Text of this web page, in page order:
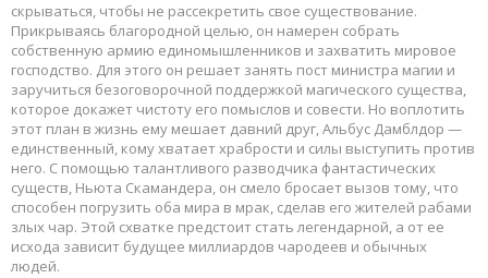
скрываться, чтобы не рассекретить свое существование.
Прикрываясь благородной целью, он намерен собрать
собственную армию единомышленников и захватить мировое
господство. Для этого он решает занять пост министра магии и
заручиться безоговорочной поддержкой магического существа,
которое докажет чистоту его помыслов и совести. Но воплотить
этот план в жизнь ему мешает давний друг, Альбус Дамблдор —
единственный, кому хватает храбрости и силы выступить против
него. С помощью талантливого разводчика фантастических
существ, Ньюта Скамандера, он смело бросает вызов тому, что
способен погрузить оба мира в мрак, сделав его жителей рабами
злых чар. Этой схватке предстоит стать легендарной, а от ее
исхода зависит будущее миллиардов чародеев и обычных
людей.